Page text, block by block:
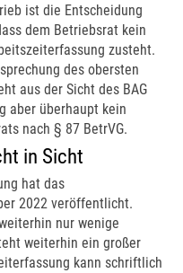
ist die Entscheidung
dem Betriebsrat kein
zusteht.
des obersten
aus der Sicht des BAG
aber überhaupt kein
nach § 87 BetrVG.
in Sicht
hat das
2022 veröffentlicht.
nur wenige
weiterhin ein großer
kann schriftlich